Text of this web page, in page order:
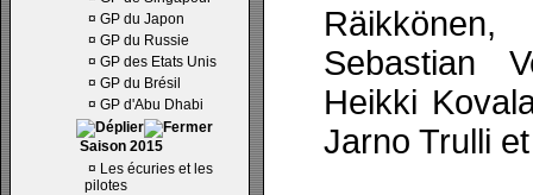
¤ GP du Japon
¤ GP du Russie
¤ GP des Etats Unis
¤ GP du Brésil
¤ GP d'Abu Dhabi
Saison 2015
¤ Les écuries et les
pilotes
Sebastian
Heikki
Jarno Trulli